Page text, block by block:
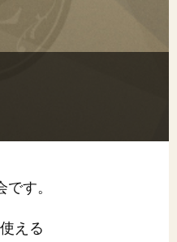
す。
える